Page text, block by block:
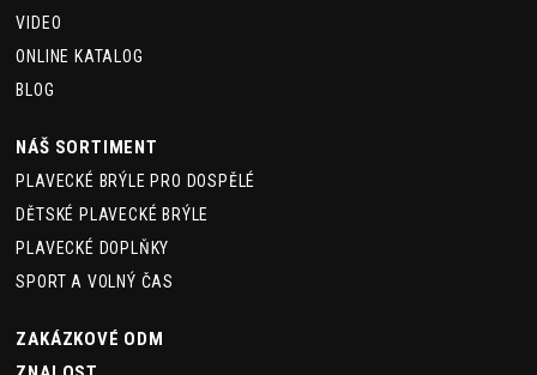
VIDEO
ONLINE KATALOG
BLOG
NÁŠ SORTIMENT
PLAVECKÉ BRÝLE PRO DOSPĚLÉ
DĚTSKÉ PLAVECKÉ BRÝLE
PLAVECKÉ DOPLŇKY
SPORT A VOLNÝ ČAS
ZAKÁZKOVÉ ODM